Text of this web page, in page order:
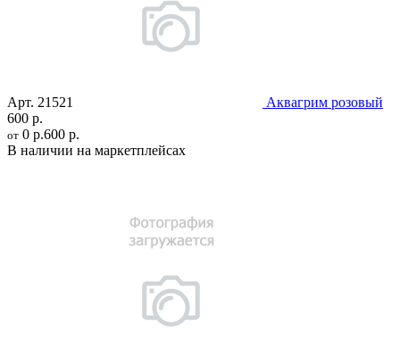
Арт. 21521
Аквагрим розовый
600 р.
от 0 р.600 р.
В наличии на маркетплейсах